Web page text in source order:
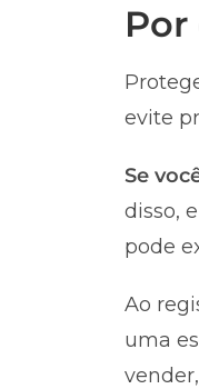
evite
Se
disso,
pode
Ao
uma